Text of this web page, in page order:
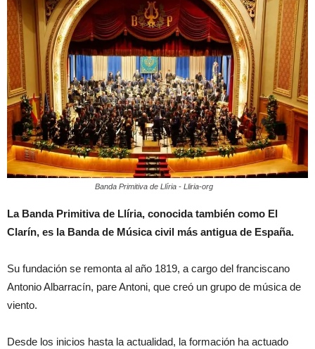
Banda Primitiva de Llíria - Lliria-org
La Banda Primitiva de Llíria, conocida también como El
Clarín, es la Banda de Música civil más antigua de España.
Su fundación se remonta al año 1819, a cargo del franciscano
Antonio Albarracín, pare Antoni, que creó un grupo de música de
viento.
Desde los inicios hasta la actualidad, la formación ha actuado